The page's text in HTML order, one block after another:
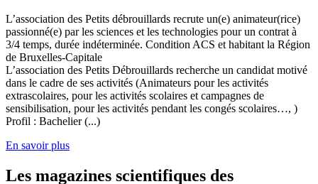
L’association des Petits débrouillards recrute un(e) animateur(rice)
passionné(e) par les sciences et les technologies pour un contrat à
3/4 temps, durée indéterminée. Condition ACS et habitant la Région
de Bruxelles-Capitale
L’association des Petits Débrouillards recherche un candidat motivé
dans le cadre de ses activités (Animateurs pour les activités
extrascolaires, pour les activités scolaires et campagnes de
sensibilisation, pour les activités pendant les congés scolaires…, )
Profil : Bachelier (...)
En savoir plus
Les magazines scientifiques des